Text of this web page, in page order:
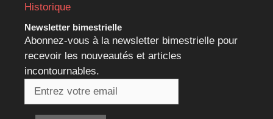
Historique
Newsletter bimestrielle
Abonnez-vous à la newsletter bimestrielle pour
recevoir les nouveautés et articles
incontournables.